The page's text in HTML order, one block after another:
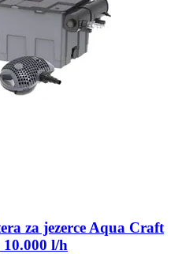
za jezerce Aqua Craft
l/h